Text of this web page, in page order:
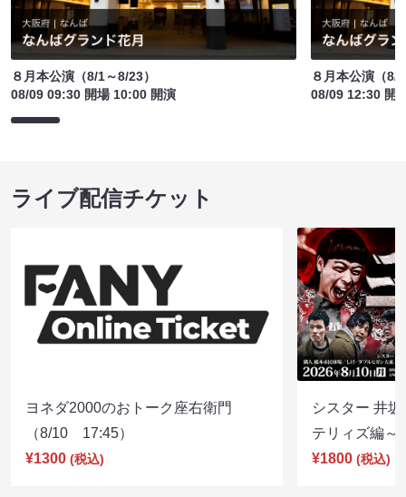
８月本公演（8/1～8/23）
08/09 09:30 開場 10:00 開演
８月本公演（8/
08/09 12:30 開
ライブ配信チケット
ヨネダ2000のおトーク座右衛門
（8/10 17:45）
¥1300 (税込)
シスター 井
テリィズ編
¥1800 (税込)